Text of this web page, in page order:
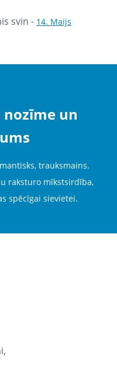
svin - 14. Maijs
un
trauksmains.
raksturo mīkstsirdība,
spēcīgai sievietei.